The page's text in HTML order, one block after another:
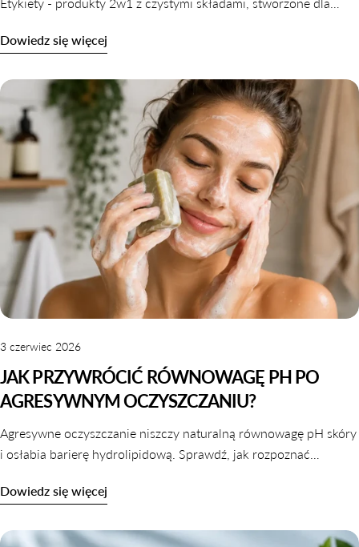
Etykiety - produkty 2w1 z czystymi składami, stworzone dla
dlaczego oczyszczanie nie musi naruszać komfortu skóry.
Dowiedz się więcej
3 czerwiec 2026
JAK PRZYWRÓCIĆ RÓWNOWAGĘ PH PO
AGRESYWNYM OCZYSZCZANIU?
Agresywne oczyszczanie niszczy naturalną równowagę pH skóry
i osłabia barierę hydrolipidową. Sprawdź, jak rozpoznać
Dowiedz się więcej